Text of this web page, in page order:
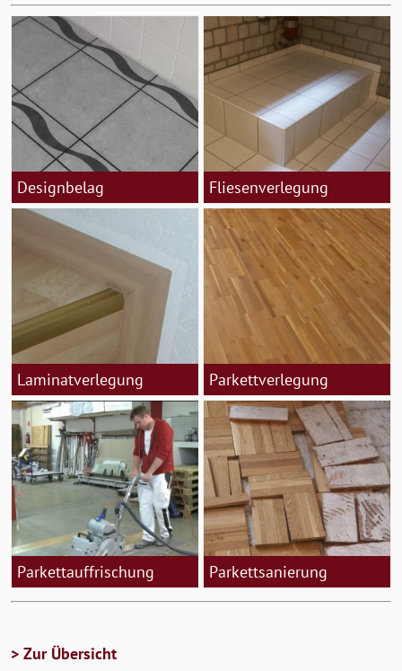
Designbelag Fliesenverlegung
Laminatverlegung Parkettverlegung
Parkettauffrischung Parkettsanierung
> Zur Übersicht